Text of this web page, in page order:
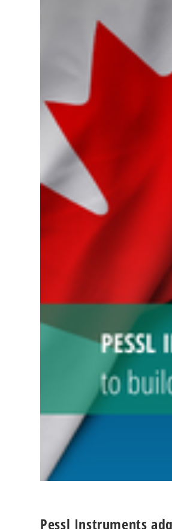
Pessl Instruments